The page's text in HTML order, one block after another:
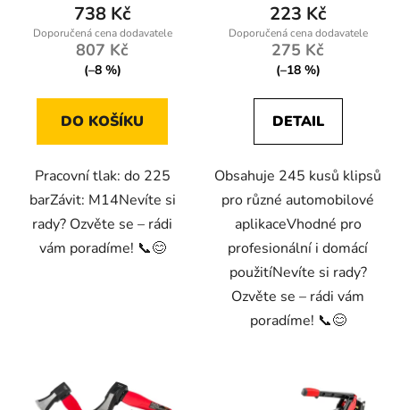
738 Kč
807 Kč
(–8 %)
DO KOŠÍKU
Pracovní tlak: do 225
barZávit: M14Nevíte si
rady? Ozvěte se – rádi
vám poradíme! 📞😊
223 Kč
275 Kč
(–18 %)
DETAIL
Obsahuje 245 kusů klipsů
pro různé automobilové
aplikaceVhodné pro
profesionální i domácí
použitíNevíte si rady?
Ozvěte se – rádi vám
poradíme! 📞😊